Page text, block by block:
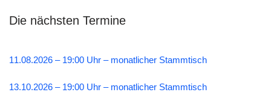
Die nächsten Termine
11.08.2026 – 19:00 Uhr – monatlicher Stammtisch
13.10.2026 – 19:00 Uhr – monatlicher Stammtisch